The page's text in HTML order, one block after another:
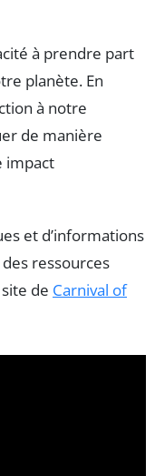
à prendre part
planète. En
à notre
de manière
impact
et d’informations
ressources
de Carnival of